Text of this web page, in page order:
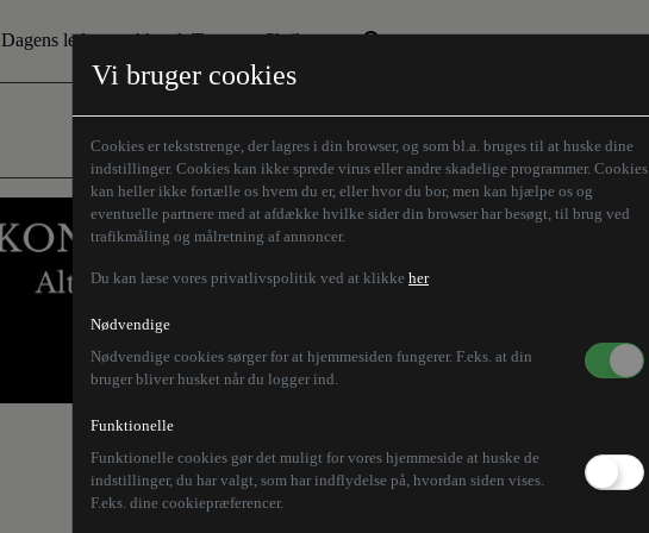
Vi bruger cookies
Cookies er tekststrenge, der lagres i din browser, og som bl.a. bruges til at huske dine
indstillinger. Cookies kan ikke sprede virus eller andre skadelige programmer. Cookies
kan heller ikke fortælle os hvem du er, eller hvor du bor, men kan hjælpe os og
eventuelle partnere med at afdække hvilke sider din browser har besøgt, til brug ved
trafikmåling og målretning af annoncer.
Du kan læse vores privatlivspolitik ved at klikke her
Nødvendige
Nødvendige cookies sørger for at hjemmesiden fungerer. F.eks. at din
bruger bliver husket når du logger ind.
Funktionelle
Funktionelle cookies gør det muligt for vores hjemmeside at huske de
indstillinger, du har valgt, som har indflydelse på, hvordan siden vises.
F.eks. dine cookiepræferencer.
Dagens leder Aktuelt Tema
Den borgelige brille
Humaniora forfra
Store Danskere
Skribenter
Z-aksen